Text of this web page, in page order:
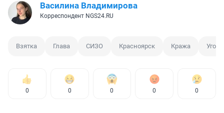
Василина Владимирова
Корреспондент NGS24.RU
Взятка Глава СИЗО Красноярск Кража
0 0 0 0 0